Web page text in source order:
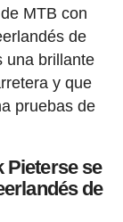
MTB con
de
una brillante
y que
pruebas de
Pieterse se
de